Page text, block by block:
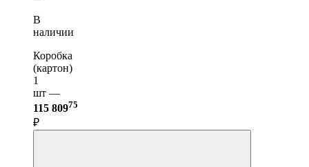
В
наличии
Коробка
(картон)
1
шт —
115 80975
₽